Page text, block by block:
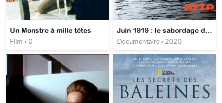
Un Monstre à mille têtes
Film • 0
Juin 1919 : le sabordage de la flotte allemande
Documentaire • 2020